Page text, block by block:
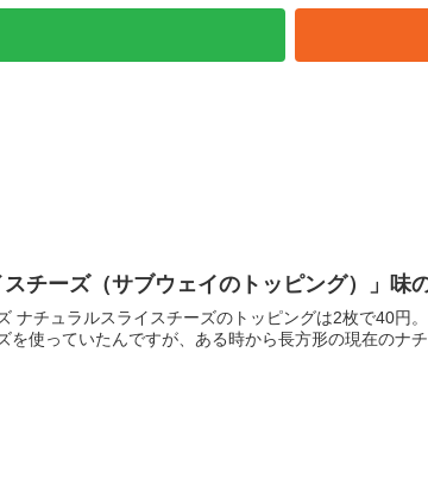
スチーズ（サブウェイのトッピング）」味
ナチュラルスライスチーズのトッピングは2枚で40円
を使っていたんですが、ある時から長方形の現在のナチ